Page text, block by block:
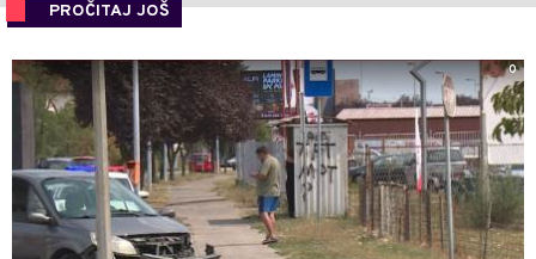
PROČITAJ JOŠ
0